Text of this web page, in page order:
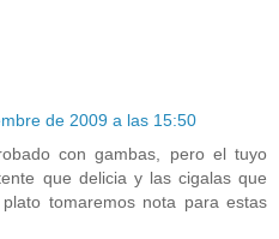
de 2009 a las 15:50
con gambas, pero el tuyo
que delicia y las cigalas que
tomaremos nota para estas